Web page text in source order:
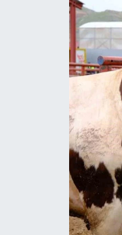
Gündem
Kültür-Sanat
Magazin
Politika
Resmi İlanlar